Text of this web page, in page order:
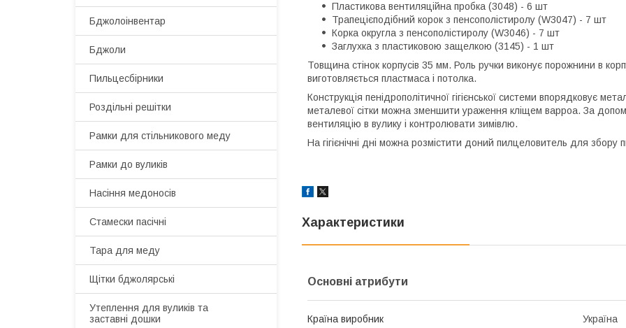
Пластикова вентиляційна пробка (3048) - 6 шт
Трапецієподібний корок з пенсополістиролу (W3047) - 7 шт
Корка округла з пенсополістиролу (W3046) - 7 шт
Заглухка з пластиковою защелкою (3145) - 1 шт
Товщина стінок корпусів 35 мм. Роль ручки виконує порожнини в
виготовляється пластмаса і потолка.
Конструкція пенідрополітичної гігієнської системи впорядковує
металевої сітки можна зменшити ураження кліщем варроа. За
вентиляцію в вулику і контролювати зимівлю.
На гігієнічні дні можна розмістити доний пилцеловитель для збору
Характеристики
Основні атрибути
Країна виробник Україна
Бджолоінвентар
Бджоли
Пильцесбірники
Роздільні решітки
Рамки для стільникового меду
Рамки до вуликів
Насіння медоносів
Стамески пасічні
Тара для меду
Щітки бджолярські
Утеплення для вуликів та
заставні дошки